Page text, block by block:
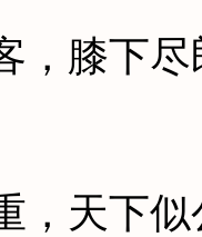
膝下尽
天下似